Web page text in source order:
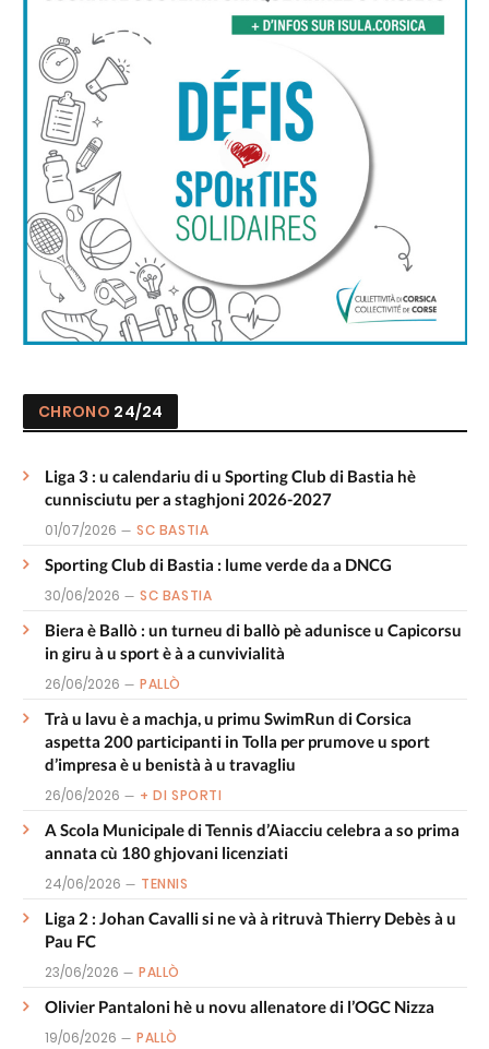
CHRONO 24/24
Liga 3 : u calendariu di u Sporting Club di Bastia hè
cunnisciutu per a staghjoni 2026-2027
01/07/2026 SC BASTIA
Sporting Club di Bastia : lume verde da a DNCG
30/06/2026 SC BASTIA
Biera è Ballò : un turneu di ballò pè adunisce u Capicorsu
in giru à u sport è à a cunvivialità
26/06/2026 PALLÒ
Trà u lavu è a machja, u primu SwimRun di Corsica
aspetta 200 participanti in Tolla per prumove u sport
d’impresa è u benistà à u travagliu
26/06/2026 + DI SPORTI
A Scola Municipale di Tennis d’Aiacciu celebra a so prima
annata cù 180 ghjovani licenziati
24/06/2026 TENNIS
Liga 2 : Johan Cavalli si ne và à ritruvà Thierry Debès à u
Pau FC
23/06/2026 PALLÒ
Olivier Pantaloni hè u novu allenatore di l’OGC Nizza
19/06/2026 PALLÒ